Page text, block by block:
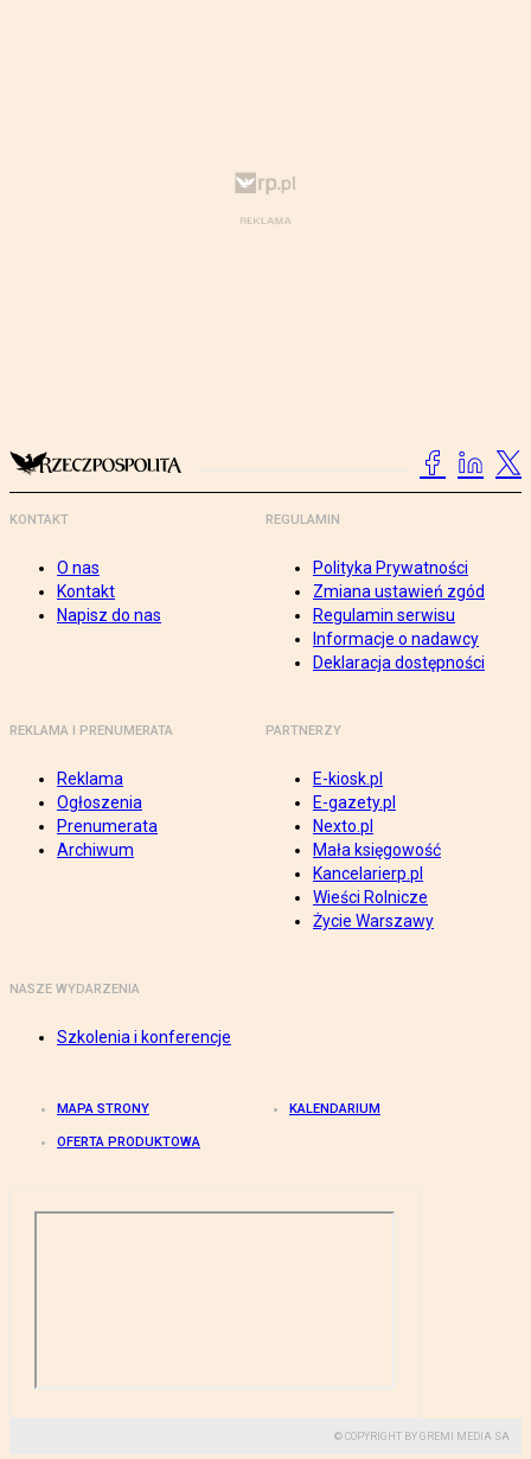
KONTAKT
O nas
Kontakt
Napisz do nas
REGULAMIN
Polityka Prywatności
Zmiana ustawień zgód
Regulamin serwisu
Informacje o nadawcy
Deklaracja dostępności
REKLAMA I PRENUMERATA
Reklama
Ogłoszenia
Prenumerata
Archiwum
PARTNERZY
E-kiosk.pl
E-gazety.pl
Nexto.pl
Mała księgowość
Kancelarierp.pl
Wieści Rolnicze
Życie Warszawy
NASZE WYDARZENIA
Szkolenia i konferencje
MAPA STRONY KALENDARIUM
OFERTA PRODUKTOWA
© COPYRIGHT BY GREMI MEDIA SA